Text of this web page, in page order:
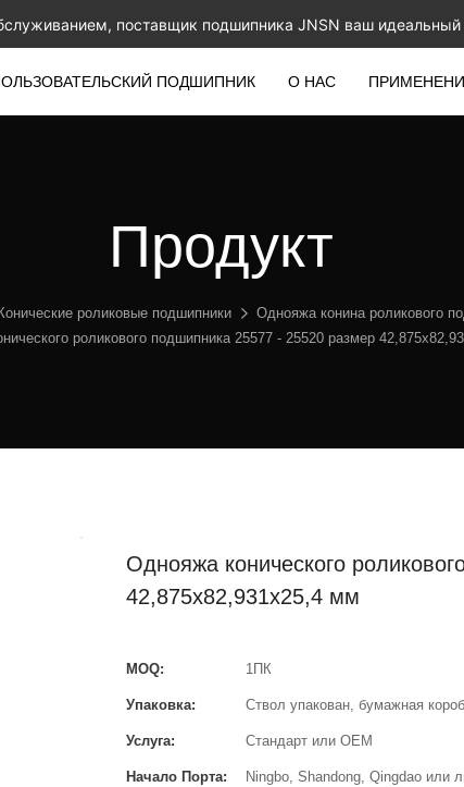
поставщик подшипника JNSN ваш идеальный
ПОДШИПНИК О НАС
Продукт
роликовые подшипники
Однояжа конина роликового
роликового подшипника 25577 - 25520 размер
Однояжа конического
42,875x82,931x25,4 мм
MOQ: 1ПК
Упаковка: Ствол упакован, бумажная
Услуга: Стандарт или OEM
Начало Порта: Ningbo, Shandong, Qingdao или